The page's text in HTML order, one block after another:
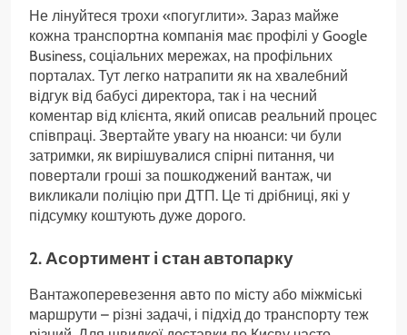
Не лінуйтеся трохи «погуглити». Зараз майже
кожна транспортна компанія має профілі у Google
Business, соціальних мережах, на профільних
порталах. Тут легко натрапити як на хвалебний
відгук від бабусі директора, так і на чесний
коментар від клієнта, який описав реальний процес
співпраці. Звертайте увагу на нюанси: чи були
затримки, як вирішувалися спірні питання, чи
повертали гроші за пошкоджений вантаж, чи
викликали поліцію при ДТП. Це ті дрібниці, які у
підсумку коштують дуже дорого.
2. Асортимент і стан автопарку
Вантажоперевезення авто по місту або міжміські
маршрути – різні задачі, і підхід до транспорту теж